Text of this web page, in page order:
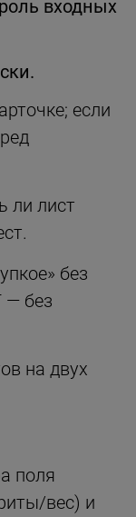
входных
если
ли лист
без
— без
на двух
поля
вес) и